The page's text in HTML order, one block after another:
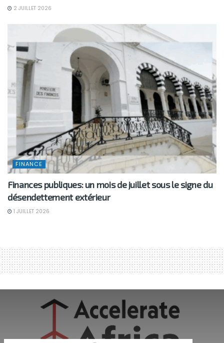
2 JUILLET 2026
FINANCE
Finances publiques: un mois de juillet sous le signe du
désendettement extérieur
1 JUILLET 2026